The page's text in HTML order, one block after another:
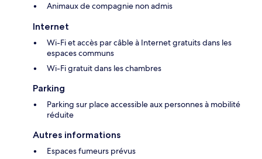
Animaux de compagnie non admis
Internet
Wi-Fi et accès par câble à Internet gratuits dans les
espaces communs
Wi-Fi gratuit dans les chambres
Parking
Parking sur place accessible aux personnes à mobilité
réduite
Autres informations
Espaces fumeurs prévus